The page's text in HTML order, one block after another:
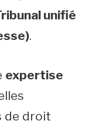
unifié
.
expertise
de droit